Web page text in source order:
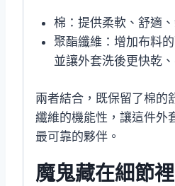
棉：提供柔軟、舒適
聚酯纖維：增加布料
並讓外套洗後更快乾
兩者結合，既保留了棉的
纖維的機能性，讓這件外
最可靠的夥伴。
魔鬼藏在細節